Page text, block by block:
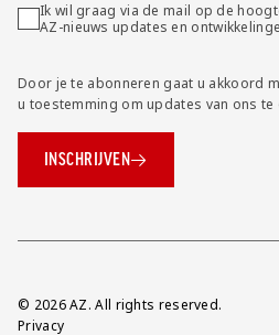
Ik wil graag via de mail op de
AZ-nieuws updates en
Door je te abonneren gaat u akkoord
u toestemming om updates van ons te
INSCHRIJVEN
Overig
© 2026 AZ. All rights reserved.
Privacy